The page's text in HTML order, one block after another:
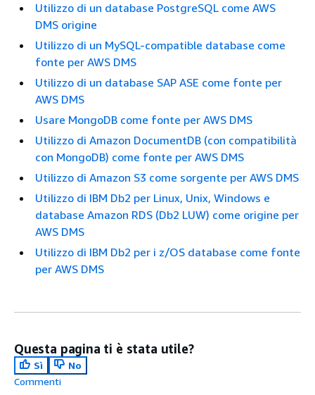
Utilizzo di un database PostgreSQL come AWS
DMS origine
Utilizzo di un MySQL-compatible database come
fonte per AWS DMS
Utilizzo di un database SAP ASE come fonte per
AWS DMS
Usare MongoDB come fonte per AWS DMS
Utilizzo di Amazon DocumentDB (con compatibilità
con MongoDB) come fonte per AWS DMS
Utilizzo di Amazon S3 come sorgente per AWS DMS
Utilizzo di IBM Db2 per Linux, Unix, Windows e
database Amazon RDS (Db2 LUW) come origine per
AWS DMS
Utilizzo di IBM Db2 per i z/OS database come fonte
per AWS DMS
Questa pagina ti è stata utile?
Sì
No
Commenti